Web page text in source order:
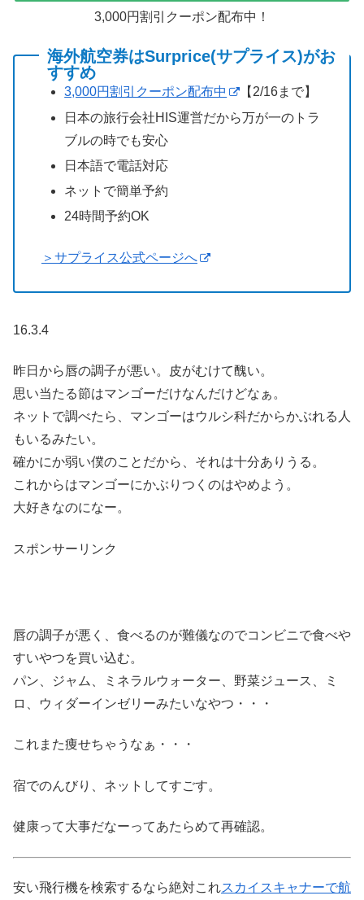
3,000円割引クーポン配布中！
海外航空券はSurprice(サプライス)がお
すすめ
3,000円割引クーポン配布中
【2/16まで】
日本の旅行会社HIS運営だから万が一のトラ
ブルの時でも安心
日本語で電話対応
ネットで簡単予約
24時間予約OK
＞サプライス公式ページへ
16.3.4
昨日から唇の調子が悪い。皮がむけて醜い。
思い当たる節はマンゴーだけなんだけどなぁ。
ネットで調べたら、マンゴーはウルシ科だからかぶれる人
もいるみたい。
確かにか弱い僕のことだから、それは十分ありうる。
これからはマンゴーにかぶりつくのはやめよう。
大好きなのになー。
スポンサーリンク
唇の調子が悪く、食べるのが難儀なのでコンビニで食べや
すいやつを買い込む。
パン、ジャム、ミネラルウォーター、野菜ジュース、ミ
ロ、ウィダーインゼリーみたいなやつ・・・
これまた痩せちゃうなぁ・・・
宿でのんびり、ネットしてすごす。
健康って大事だなーってあたらめて再確認。
安い飛行機を検索するなら絶対これスカイスキャナーで航